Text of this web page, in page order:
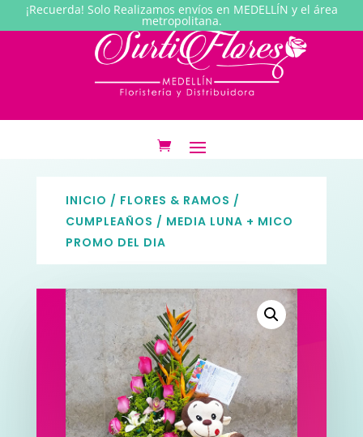
¡Recuerda! Solo Realizamos envíos en MEDELLÍN y el área
metropolitana.
INICIO / FLORES & RAMOS /
CUMPLEAÑOS / MEDIA LUNA + MICO
PROMO DEL DIA